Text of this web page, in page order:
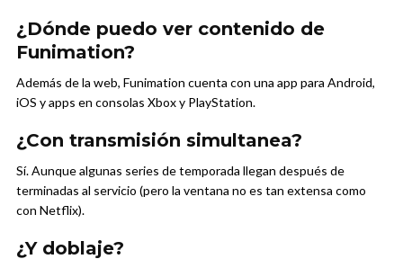
¿Dónde puedo ver contenido de
Funimation?
Además de la web, Funimation cuenta con una app para Android,
iOS y apps en consolas Xbox y PlayStation.
¿Con transmisión simultanea?
Sí. Aunque algunas series de temporada llegan después de
terminadas al servicio (pero la ventana no es tan extensa como
con Netflix).
¿Y doblaje?